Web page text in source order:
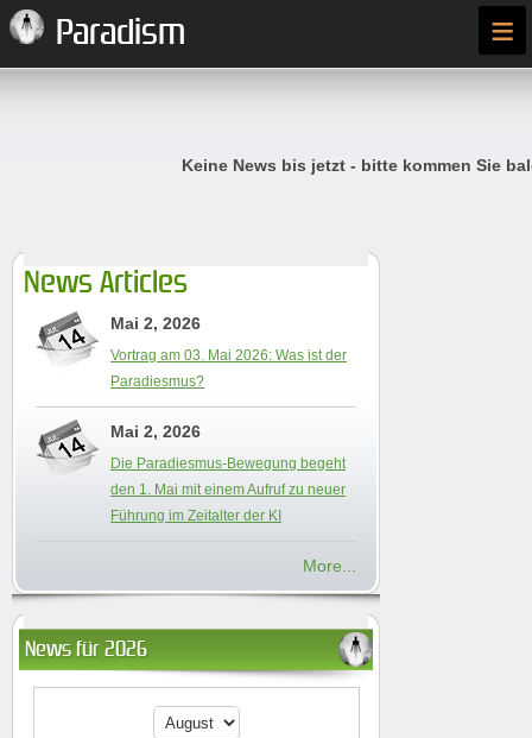
Paradism ≡
Keine News bis jetzt - bitte kommen Sie
News Articles
Mai 2, 2026
Vortrag am 03. Mai 2026: Was ist der
Paradiesmus?
Mai 2, 2026
Die Paradiesmus-Bewegung begeht
den 1. Mai mit einem Aufruf zu neuer
Führung im Zeitalter der KI
More...
News für 2026